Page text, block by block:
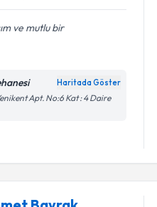
ve mutlu bir
Haritada Göster
Apt. No:6 Kat : 4 Daire